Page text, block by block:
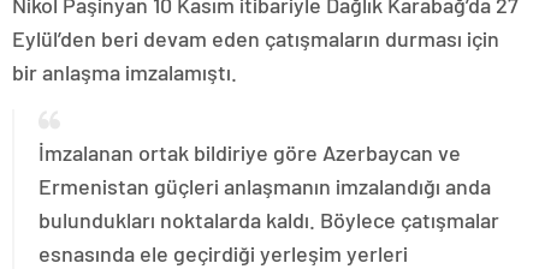
Eylül’den beri devam eden çatışmaların durması için
bir anlaşma imzalamıştı.
İmzalanan ortak bildiriye göre Azerbaycan ve
Ermenistan güçleri anlaşmanın imzalandığı anda
bulundukları noktalarda kaldı. Böylece çatışmalar
esnasında ele geçirdiği yerleşim yerleri